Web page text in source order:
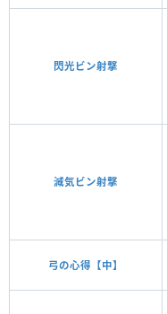
閃光ビン射撃
減気ビン射撃
弓の心得【中】